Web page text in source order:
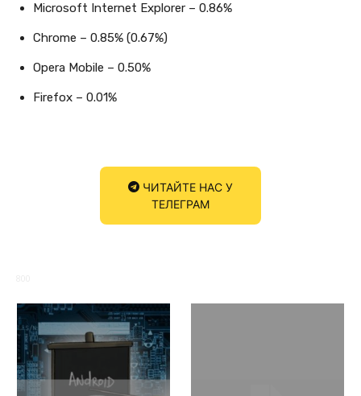
Microsoft Internet Explorer – 0.86%
Chrome – 0.85% (0.67%)
Opera Mobile – 0.50%
Firefox – 0.01%
ЧИТАЙТЕ НАС У
ТЕЛЕГРАМ